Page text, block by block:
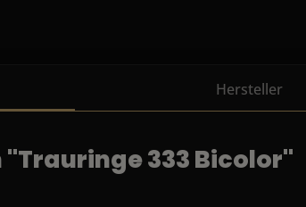
Hersteller
333 Bicolor"